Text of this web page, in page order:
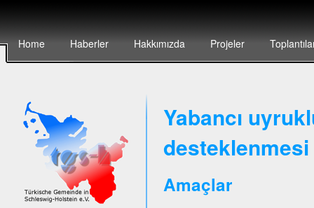
Home Haberler Hakkımızda Projeler
Yabancı
Amaçlar